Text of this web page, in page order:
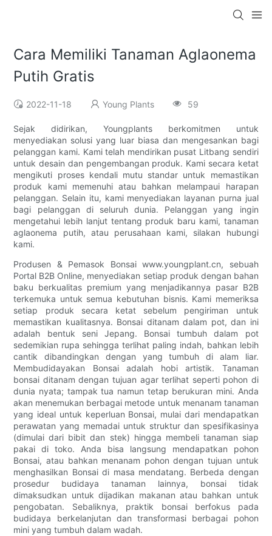
Cara Memiliki Tanaman Aglaonema
Putih Gratis
2022-11-18 Young Plants 59
Sejak didirikan, Youngplants berkomitmen untuk
menyediakan solusi yang luar biasa dan mengesankan bagi
pelanggan kami. Kami telah mendirikan pusat Litbang sendiri
untuk desain dan pengembangan produk. Kami secara ketat
mengikuti proses kendali mutu standar untuk memastikan
produk kami memenuhi atau bahkan melampaui harapan
pelanggan. Selain itu, kami menyediakan layanan purna jual
bagi pelanggan di seluruh dunia. Pelanggan yang ingin
mengetahui lebih lanjut tentang produk baru kami, tanaman
aglaonema putih, atau perusahaan kami, silakan hubungi
kami.
Produsen & Pemasok Bonsai www.youngplant.cn, sebuah
Portal B2B Online, menyediakan setiap produk dengan bahan
baku berkualitas premium yang menjadikannya pasar B2B
terkemuka untuk semua kebutuhan bisnis. Kami memeriksa
setiap produk secara ketat sebelum pengiriman untuk
memastikan kualitasnya. Bonsai ditanam dalam pot, dan ini
adalah bentuk seni Jepang. Bonsai tumbuh dalam pot
sedemikian rupa sehingga terlihat paling indah, bahkan lebih
cantik dibandingkan dengan yang tumbuh di alam liar.
Membudidayakan Bonsai adalah hobi artistik. Tanaman
bonsai ditanam dengan tujuan agar terlihat seperti pohon di
dunia nyata; tampak tua namun tetap berukuran mini. Anda
akan menemukan berbagai metode untuk menanam tanaman
yang ideal untuk keperluan Bonsai, mulai dari mendapatkan
perawatan yang memadai untuk struktur dan spesifikasinya
(dimulai dari bibit dan stek) hingga membeli tanaman siap
pakai di toko. Anda bisa langsung mendapatkan pohon
Bonsai, atau bahkan menanam pohon dengan tujuan untuk
menghasilkan Bonsai di masa mendatang. Berbeda dengan
prosedur budidaya tanaman lainnya, bonsai tidak
dimaksudkan untuk dijadikan makanan atau bahkan untuk
pengobatan. Sebaliknya, praktik bonsai berfokus pada
budidaya berkelanjutan dan transformasi berbagai pohon
mini yang tumbuh dalam wadah.